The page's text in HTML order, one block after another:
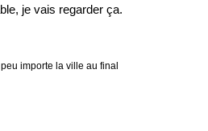
je vais regarder ça.
importe la ville au final